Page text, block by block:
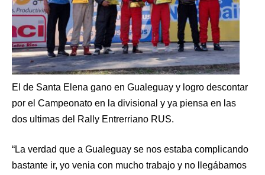
El de Santa Elena gano en Gualeguay y logro descontar
por el Campeonato en la divisional y ya piensa en las
dos ultimas del Rally Entrerriano RUS.
“La verdad que a Gualeguay se nos estaba complicando
bastante ir, yo venia con mucho trabajo y no llegábamos